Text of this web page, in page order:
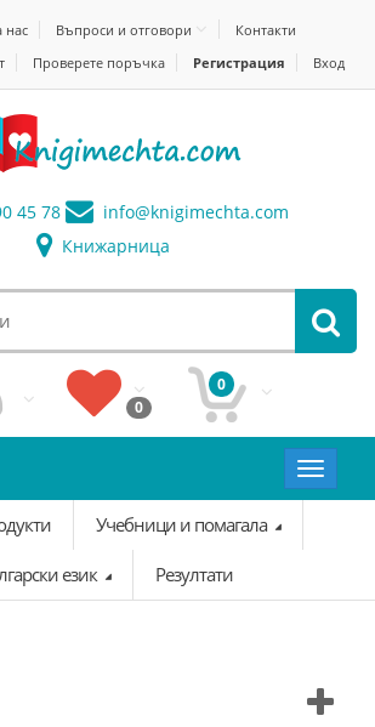
нас Въпроси и отговори
Контакти
Проверете поръчка Регистрация Вход
45 78 info@knigimechta.com
Книжарница
0
0
Toggle
Учебници и помагала
език Резултати